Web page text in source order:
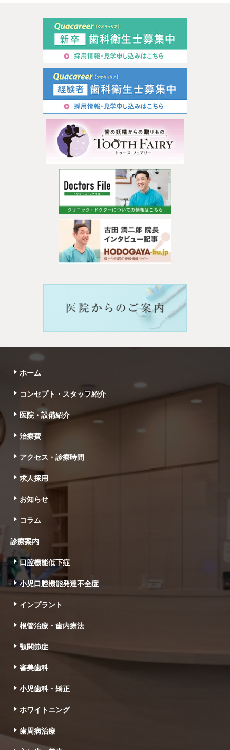
ホーム
コンセプト・スタッフ紹介
医院・設備紹介
治療費
アクセス・診療時間
求人採用
お知らせ
コラム
診療案内
口腔機能低下症
小児口腔機能発達不全症
インプラント
根管治療・歯内療法
顎関節症
審美歯科
小児歯科・矯正
ホワイトニング
歯周病治療